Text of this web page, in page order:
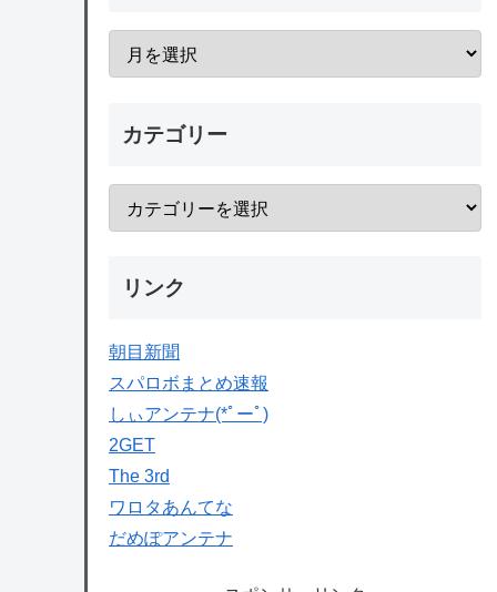
カテゴリー
リンク
朝目新聞
スパロボまとめ速報
しぃアンテナ(*ﾟーﾟ)
2GET
The 3rd
ワロタあんてな
だめぽアンテナ